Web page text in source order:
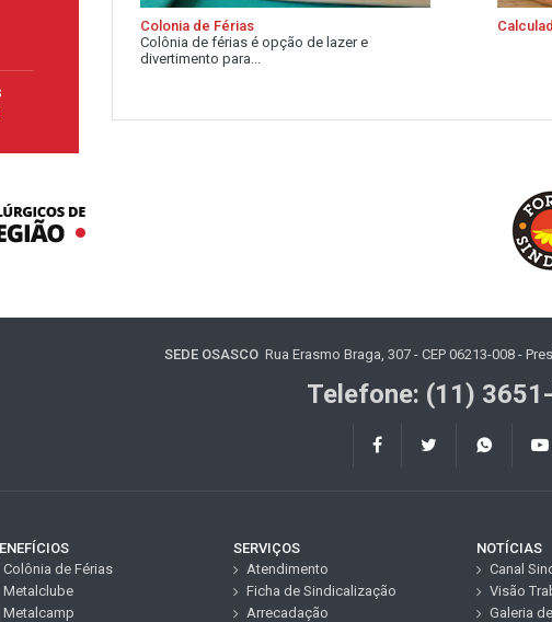
Colonia de Férias
Colônia de férias é opção de lazer e
divertimento para...
SEDE OSASCORua Erasmo Braga, 307 - CEP 06213-008 -
Telefone: (11)
Colônia de Férias
Metalclube
Metalcamp
SERVIÇOS
Atendimento
Ficha de Sindicalização
Arrecadação
NOTÍCIAS
Canal
Visão
Galeria